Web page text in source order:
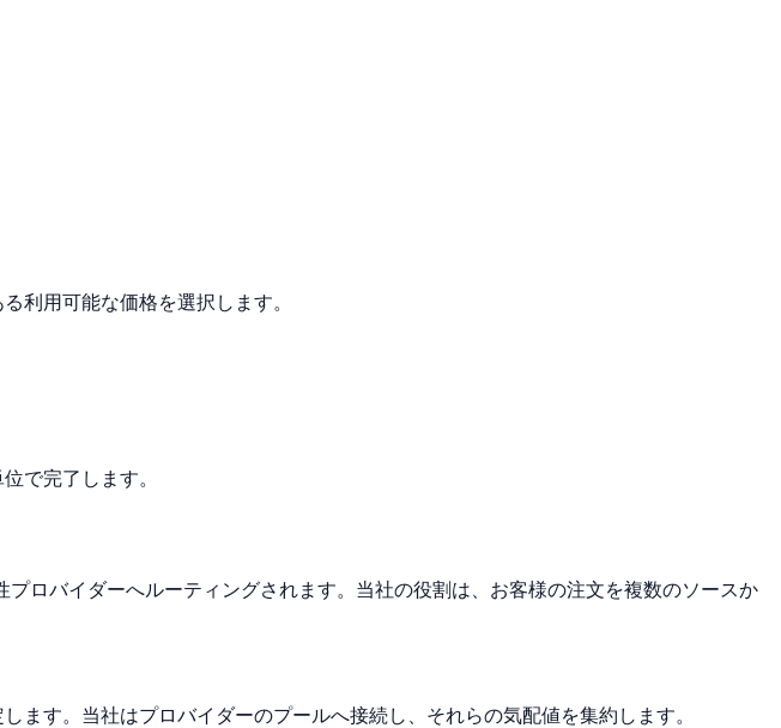
利用可能な価格を選択します。
で完了します。
ロバイダーへルーティングされます。当社の役割は、お客様の注文を複数のソースか
す。当社はプロバイダーのプールへ接続し、それらの気配値を集約します。